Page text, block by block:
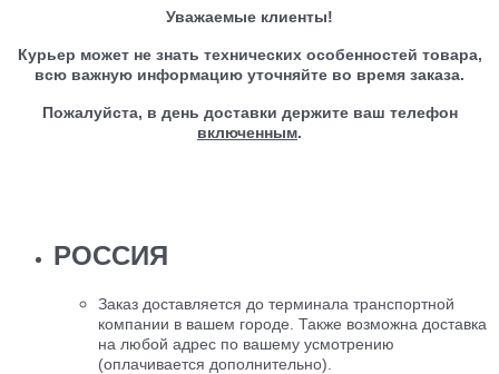
Уважаемые клиенты!
Курьер может не знать технических особенностей товара,
всю важную информацию уточняйте во время заказа.
Пожалуйста, в день доставки держите ваш телефон
включенным.
РОССИЯ
Заказ доставляется до терминала транспортной
компании в вашем городе. Также возможна доставка
на любой адрес по вашему усмотрению
(оплачивается дополнительно).